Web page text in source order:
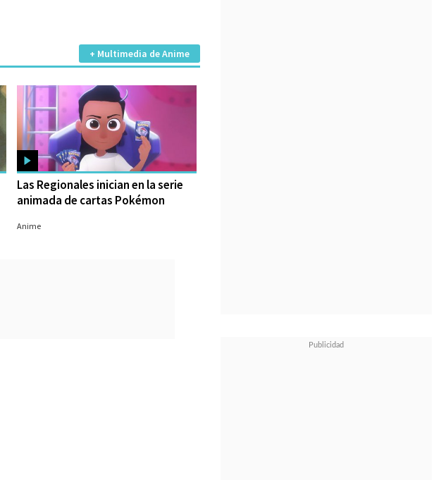
+ Multimedia de Anime
Las Regionales inician en la serie
animada de cartas Pokémon
Anime